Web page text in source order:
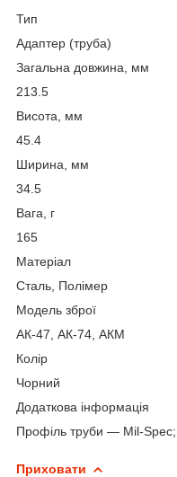
Тип
Адаптер (труба)
Загальна довжина, мм
213.5
Висота, мм
45.4
Ширина, мм
34.5
Вага, г
165
Матеріал
Сталь, Полімер
Модель зброї
АК-47, АК-74, АКМ
Колір
Чорний
Додаткова інформація
Профіль труби — Mil-Spec;
Приховати